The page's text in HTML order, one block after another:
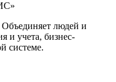
людей и
и учета, бизнес-
системе.